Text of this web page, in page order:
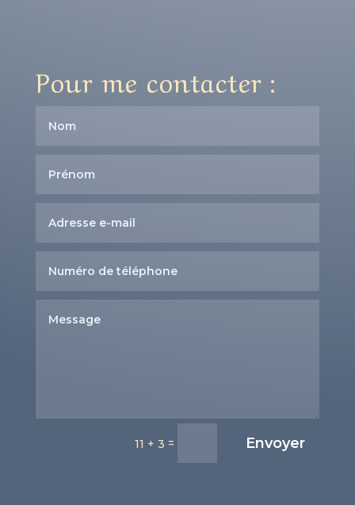
Pour me contacter :
11 + 3 = Envoyer